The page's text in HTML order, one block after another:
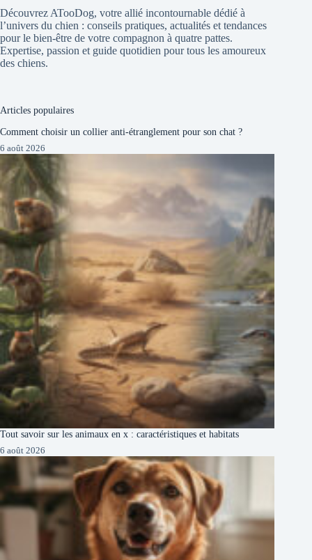
Découvrez ATooDog, votre allié incontournable dédié à
l’univers du chien : conseils pratiques, actualités et tendances
pour le bien-être de votre compagnon à quatre pattes.
Expertise, passion et guide quotidien pour tous les amoureux
des chiens.
Articles populaires
Comment choisir un collier anti-étranglement pour son chat ?
6 août 2026
Tout savoir sur les animaux en x : caractéristiques et habitats
6 août 2026